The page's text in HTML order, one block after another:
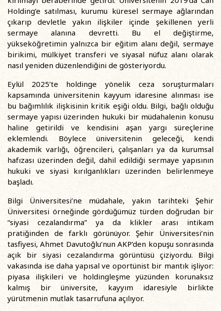
Holding’e satılması, kurumu küresel sermaye ağlarından
çıkarıp devletle yakın ilişkiler içinde şekillenen yerli
sermaye alanına devretti. Bu el değiştirme,
yükseköğretimin yalnızca bir eğitim alanı değil, sermaye
birikimi, mülkiyet transferi ve siyasal nüfuz alanı olarak
nasıl yeniden düzenlendiğini de gösteriyordu.
Eylül 2025’te holdinge yönelik ceza soruşturmaları
kapsamında üniversitenin kayyum idaresine alınması ise
bu bağımlılık ilişkisinin kritik eşiği oldu. Bilgi, bağlı olduğu
sermaye yapısı üzerinden hukuki bir müdahalenin konusu
haline getirildi ve kendisini aşan yargı süreçlerine
eklemlendi. Böylece üniversitenin geleceği, kendi
akademik varlığı, öğrencileri, çalışanları ya da kurumsal
hafızası üzerinden değil, dahil edildiği sermaye yapısının
hukuki ve siyasi kırılganlıkları üzerinden belirlenmeye
başladı.
Bilgi Üniversitesi’ne müdahale, yakın tarihteki Şehir
Üniversitesi örneğinde gördüğümüz türden doğrudan bir
“siyasi cezalandırma” ya da klikler arası intikam
pratiğinden de farklı görünüyor. Şehir Üniversitesi’nin
tasfiyesi, Ahmet Davutoğlu’nun AKP’den kopuşu sonrasında
açık bir siyasi cezalandırma görüntüsü çiziyordu. Bilgi
vakasında ise daha yapısal ve oportünist bir mantık işliyor:
piyasa ilişkileri ve holdingleşme yüzünden korunaksız
kalmış bir üniversite, kayyım idaresiyle birlikte
yürütmenin mutlak tasarrufuna açılıyor.